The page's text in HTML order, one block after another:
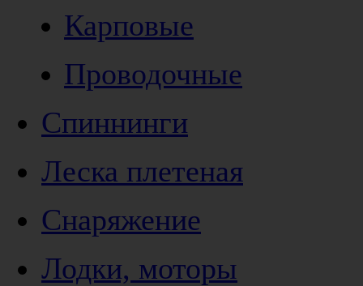
Карповые
Проводочные
Спиннинги
Леска плетеная
Снаряжение
Лодки, моторы